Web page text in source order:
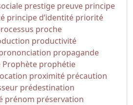
prestige preuve principe
principe d’identité priorité
proche
productivité
propagande
Prophète prophétie
proximité précaution
prédestination
prénom préservation